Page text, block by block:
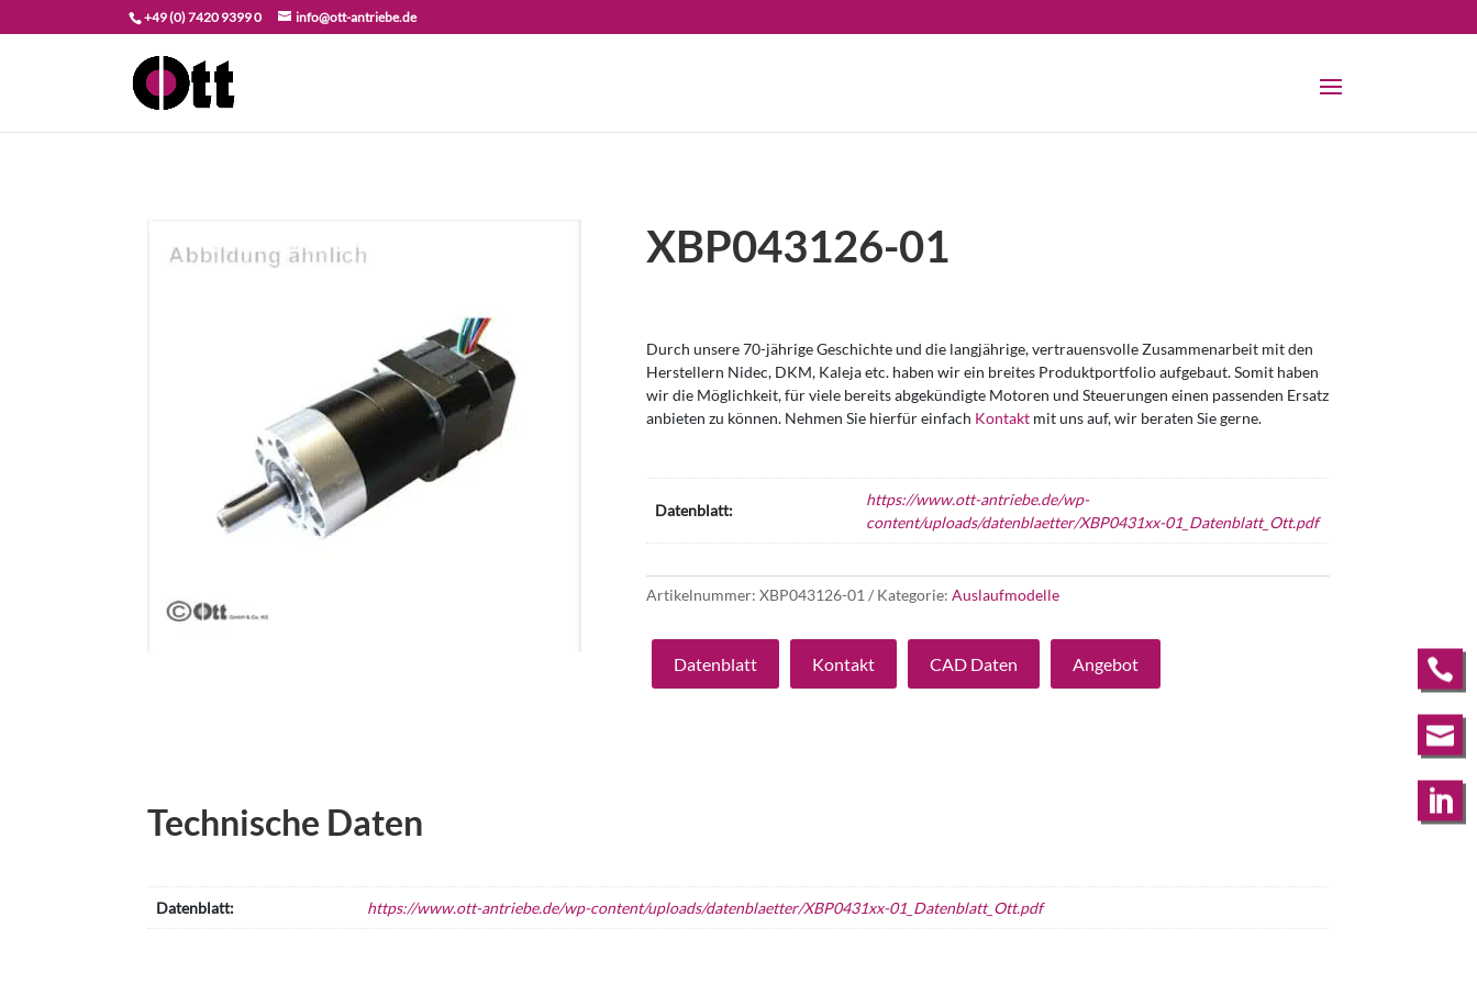
+49 (0) 7420 9399 0 info@ott-antriebe.de
XBP043126-01
Durch unsere 70-jährige Geschichte und die langjährige, vertrauensvolle Zusammenarbeit mit den
Herstellern Nidec, DKM, Kaleja etc. haben wir ein breites Produktportfolio aufgebaut. Somit haben
wir die Möglichkeit, für viele bereits abgekündigte Motoren und Steuerungen einen passenden Ersatz
anbieten zu können. Nehmen Sie hierfür einfach Kontakt mit uns auf, wir beraten Sie gerne.
Datenblatt:
https://www.ott-antriebe.de/wp-
content/uploads/datenblaetter/XBP0431xx-01_Datenblatt_Ott.pdf
Artikelnummer:XBP043126-01 Kategorie:Auslaufmodelle
Datenblatt Kontakt CAD Daten Angebot
Technische Daten
Datenblatt: https://www.ott-antriebe.de/wp-content/uploads/datenblaetter/XBP0431xx-01_Datenblatt_Ott.pdf


